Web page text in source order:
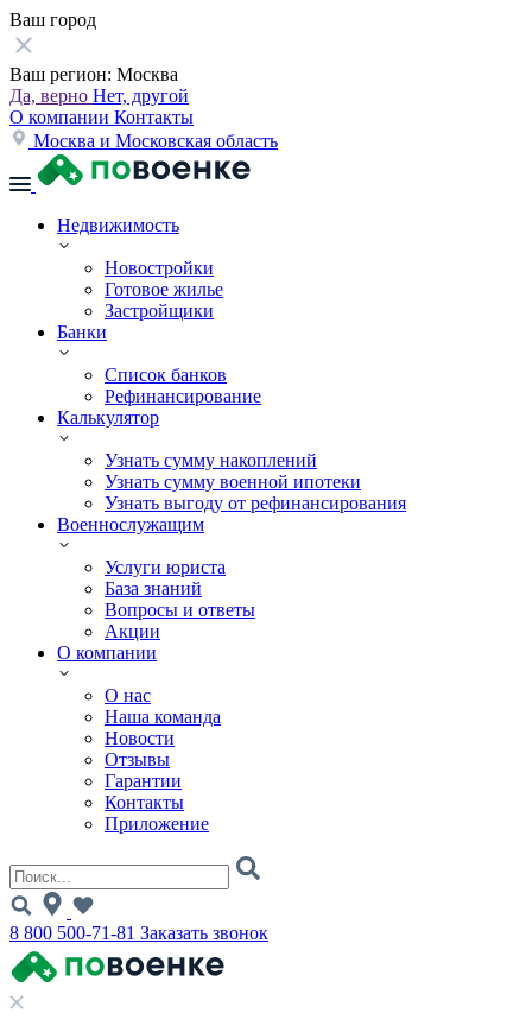
Ваш город
Ваш регион: Москва
Да, верно Нет, другой
О компании Контакты
Москва и Московская область
Недвижимость
Новостройки
Готовое жилье
Застройщики
Банки
Список банков
Рефинансирование
Калькулятор
Узнать сумму накоплений
Узнать сумму военной ипотеки
Узнать выгоду от рефинансирования
Военнослужащим
Услуги юриста
База знаний
Вопросы и ответы
Акции
О компании
О нас
Наша команда
Новости
Отзывы
Гарантии
Контакты
Приложение
8 800 500-71-81 Заказать звонок